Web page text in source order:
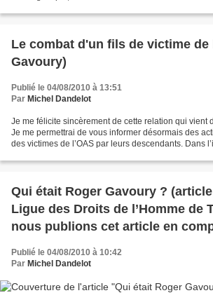
Le combat d'un fils de victime de
Gavoury)
Publié le 04/08/2010 à 13:51
Par Michel Dandelot
Je me félicite sincèrement de cette relation qui vient
Je me permettrai de vous informer désormais des
des victimes de l’OAS par leurs descendants. Dans
Qui était Roger Gavoury ?
Ligue des Droits de l’Homme de
nous publions cet article en
texte écrit par son fils Jean-
Publié le 04/08/2010 à 10:42
Par Michel Dandelot